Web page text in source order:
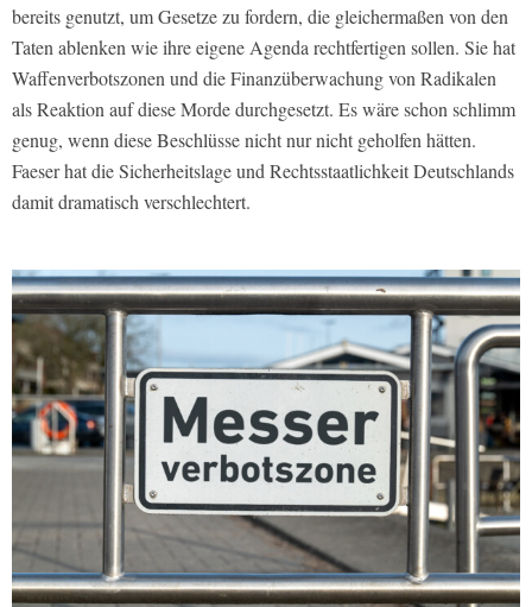
bereits genutzt, um Gesetze zu fordern, die gleichermaßen von den
Taten ablenken wie ihre eigene Agenda rechtfertigen sollen. Sie hat
Waffenverbotszonen und die Finanzüberwachung von Radikalen
als Reaktion auf diese Morde durchgesetzt. Es wäre schon schlimm
genug, wenn diese Beschlüsse nicht nur nicht geholfen hätten.
Faeser hat die Sicherheitslage und Rechtsstaatlichkeit Deutschlands
damit dramatisch verschlechtert.